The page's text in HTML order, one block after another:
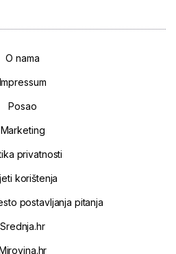
O nama
Impressum
Posao
Marketing
privatnosti
korištenja
postavljanja pitanja
Srednja.hr